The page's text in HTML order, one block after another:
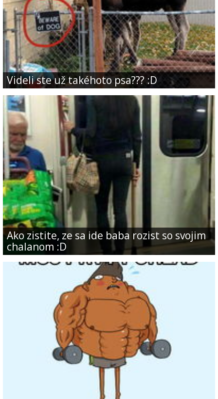
Videli ste už takéhoto psa??? :D
Ako zistite, ze sa ide baba rozist so svojim
chalanom :D